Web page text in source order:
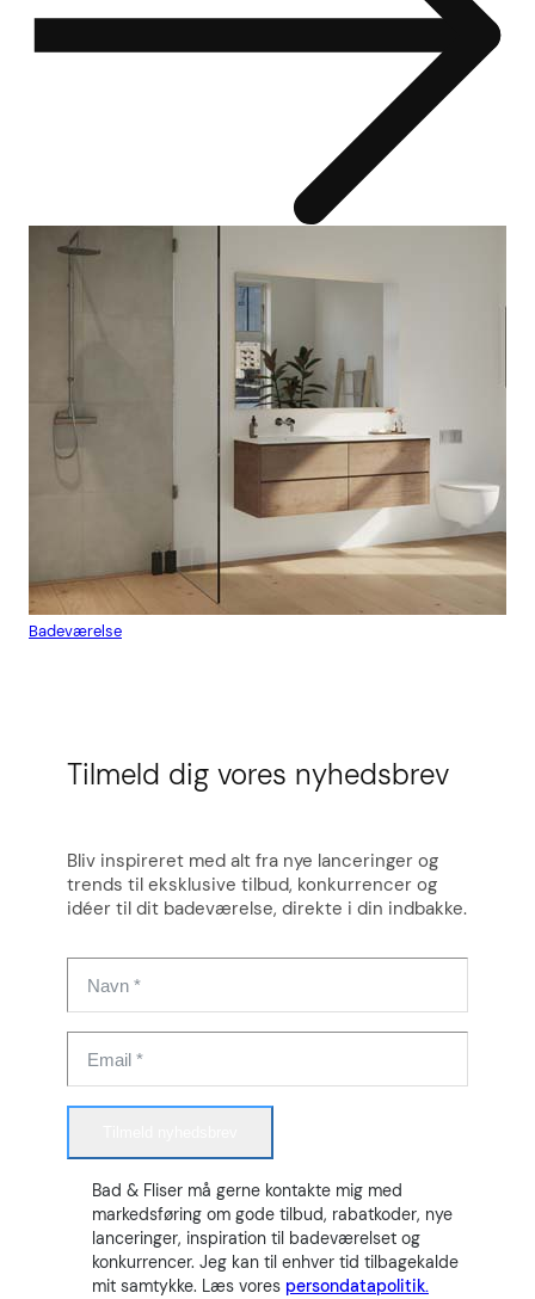
Badeværelse
Tilmeld dig vores nyhedsbrev
Bliv inspireret med alt fra nye lanceringer og
trends til eksklusive tilbud, konkurrencer og
idéer til dit badeværelse, direkte i din indbakke.
Bad & Fliser må gerne kontakte mig med
markedsføring om gode tilbud, rabatkoder, nye
lanceringer, inspiration til badeværelset og
konkurrencer. Jeg kan til enhver tid tilbagekalde
mit samtykke. Læs vores persondatapolitik.